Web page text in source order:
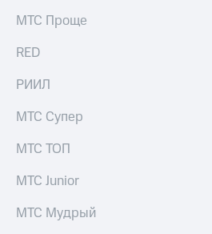
и
Программа
приобретения
Порядок
выкупа
Дивиденды
Рынок
облигаций
МТС Проще
RED
РИИЛ
МТС Супер
МТС ТОП
МТС Junior
МТС Мудрый